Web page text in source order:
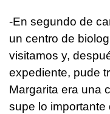
-En segundo de
un centro de
visitamos y,
expediente, pude
Margarita era una
supe lo importante